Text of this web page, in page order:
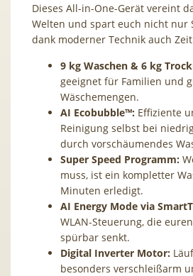
Dieses All-in-One-Gerät vereint
Welten und spart euch nicht nur
dank moderner Technik auch
9 kg Waschen & 6 kg
geeignet für Familien und
Wäschemengen.
AI Ecobubble™: Effiziente
Reinigung selbst bei
durch vorschäumendes
Super Speed Programm:
muss, ist ein kompletter
Minuten erledigt.
AI Energy Mode via
WLAN-Steuerung, die
spürbar senkt.
Digital Inverter Motor:
besonders verschleißarm